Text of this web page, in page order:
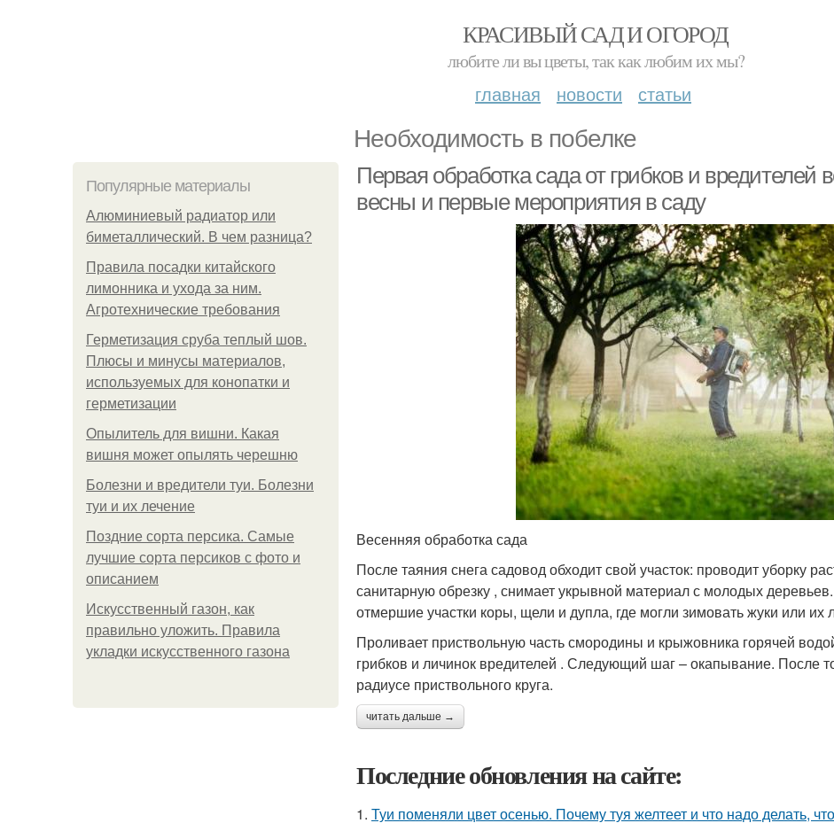
КРАСИВЫЙ САД И ОГОРОД
любите ли вы цветы, так как любим их мы?
главная новости статьи
Необходимость в побелке
Популярные материалы
Алюминиевый радиатор или
биметаллический. В чем разница?
Правила посадки китайского
лимонника и ухода за ним.
Агротехнические требования
Герметизация сруба теплый шов.
Плюсы и минусы материалов,
используемых для конопатки и
герметизации
Опылитель для вишни. Какая
вишня может опылять черешню
Болезни и вредители туи. Болезни
туи и их лечение
Поздние сорта персика. Самые
лучшие сорта персиков с фото и
описанием
Искусственный газон, как
правильно уложить. Правила
укладки искусственного газона
Первая обработка сада от грибков и вредителей
весны и первые мероприятия в саду
Весенняя обработка сада
После таяния снега садовод обходит свой участок: проводит уборку
санитарную обрезку , снимает укрывной материал с молодых
отмершие участки коры, щели и дупла, где могли зимовать жуки или их
Проливает приствольную часть смородины и крыжовника горячей
грибков и личинок вредителей . Следующий шаг – окапывание. После
радиусе приствольного круга.
читать дальше →
Последние обновления на сайте:
1. Туи поменяли цвет осенью. Почему туя желтеет и что надо делать,